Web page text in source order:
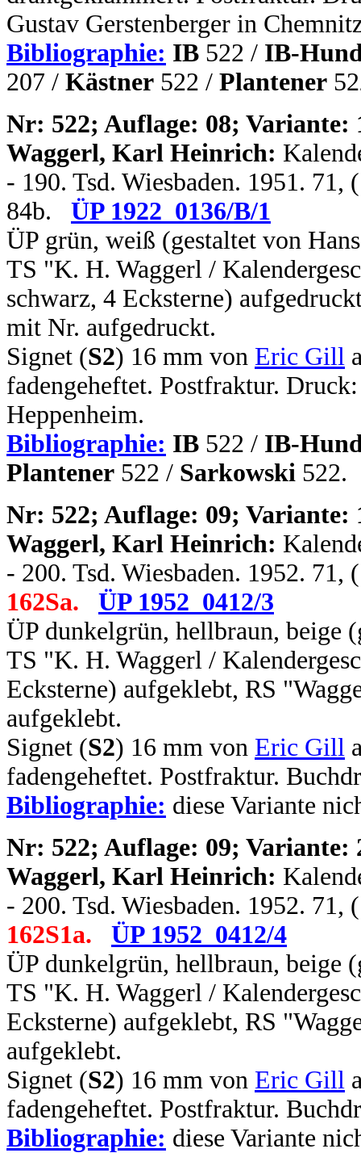
Gustav Gerstenberger in
Bibliographie: IB 522 / IB-
207 / Kästner 522 / Plantener
Nr: 522; Auflage: 08; Variante:
Waggerl, Karl Heinrich:
- 190. Tsd. Wiesbaden. 1951.
84b.
ÜP 1922_0136/B/1
ÜP grün, weiß (gestaltet von
TS "K. H. Waggerl /
schwarz, 4 Ecksterne)
mit Nr. aufgedruckt.
Signet (S2) 16 mm von Eric Gill
fadengeheftet. Postfraktur.
Heppenheim.
Bibliographie: IB 522 / IB-
Plantener 522 / Sarkowski 522.
Nr: 522; Auflage: 09; Variante:
Waggerl, Karl Heinrich:
- 200. Tsd. Wiesbaden. 1952.
162Sa.
ÜP 1952_0412/3
ÜP dunkelgrün, hellbraun, beige
TS "K. H. Waggerl /
Ecksterne) aufgeklebt, RS
aufgeklebt.
Signet (S2) 16 mm von Eric Gill
fadengeheftet. Postfraktur.
Bibliographie: diese Variante
Nr: 522; Auflage: 09; Variante:
Waggerl, Karl Heinrich:
- 200. Tsd. Wiesbaden. 1952.
162S1a.
ÜP 1952_0412/4
ÜP dunkelgrün, hellbraun, beige
TS "K. H. Waggerl /
Ecksterne) aufgeklebt, RS
aufgeklebt.
Signet (S2) 16 mm von Eric Gill
fadengeheftet. Postfraktur.
Bibliographie: diese Variante